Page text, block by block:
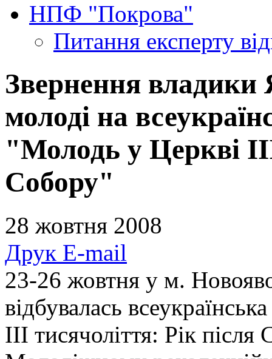
НПФ "Покрова"
Питання експерту
Звернення владики
молоді на
"Молодь у Церкві
Собору"
28 жовтня 2008
Друк E-mail
23-26 жовтня у м.
відбувалась
ІІІ тисячоліття: Рік